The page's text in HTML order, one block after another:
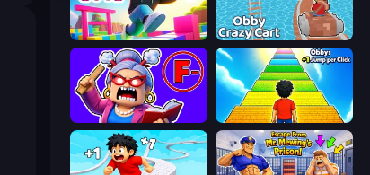
Jump Guys Obby: Crazy Cart
Obby: +1 Jump per Click